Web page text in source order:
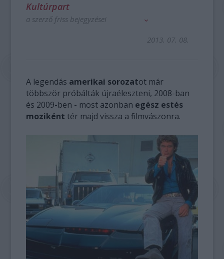
Kultúrpart
a szerző friss bejegyzései
2013. 07. 08.
A legendás amerikai sorozatot már
többször próbálták újraéleszteni, 2008-ban
és 2009-ben - most azonban egész estés
moziként tér majd vissza a filmvászonra.